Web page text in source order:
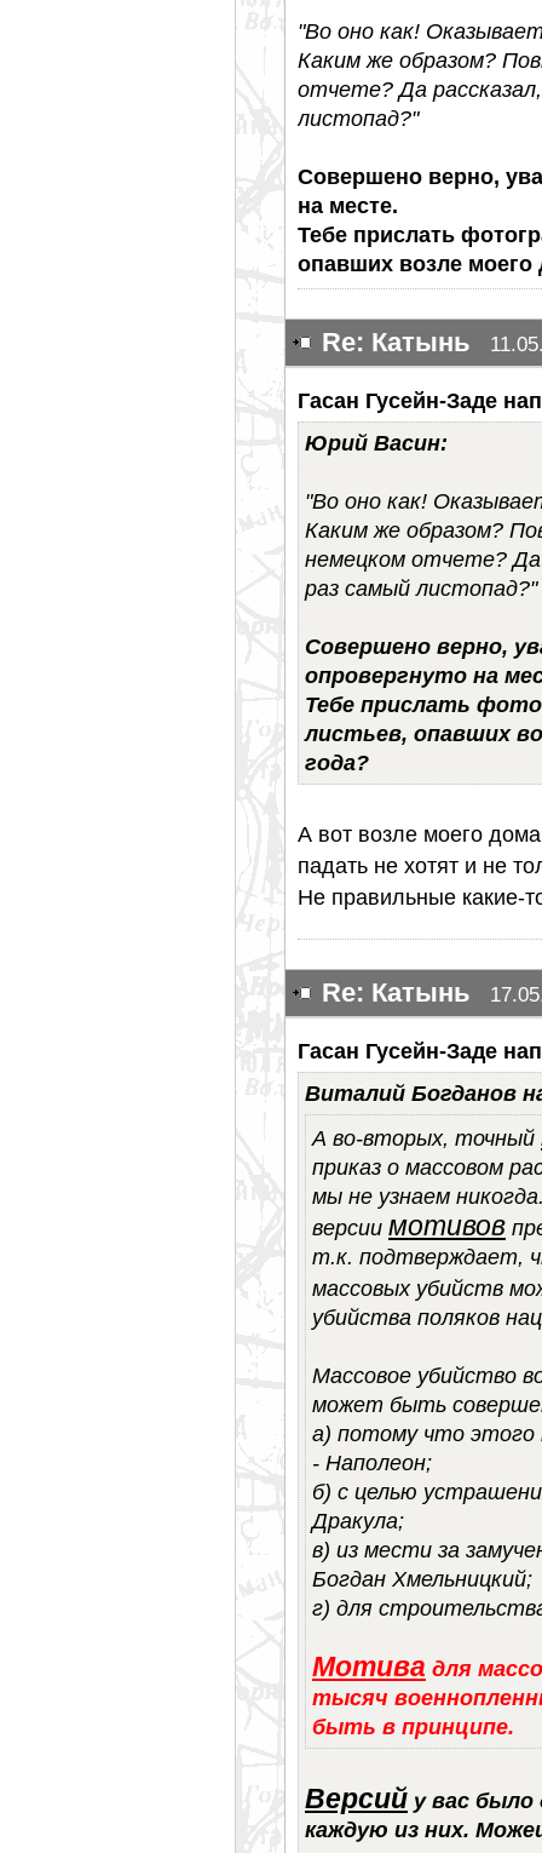
"Во оно как!
Каким же образом?
отчете? Да
листопад?"
Совершено верно,
на месте.
Тебе прислать
опавших возле моего
Re: Катынь
Гасан Гусейн-Заде
Юрий Васин:
"Во оно как!
Каким же образом?
немецком отчете? Да
раз самый листопад?"
Совершено верно,
опровергнуто на
Тебе прислать
листьев, опавших
года?
А вот возле моего
падать не хотят и не
Не правильные какие-
Re: Катынь
Гасан Гусейн-Заде
Виталий Богданов
А во-вторых, точный
приказ о массовом
мы не узнаем
версии мотивов
т.к. подтверждает,
массовых убийств
убийства поляков
Массовое убийство
может быть
а) потому что этого
- Наполеон;
б) с целью
Дракула;
в) из мести за
Богдан Хмельницкий;
г) для
Мотива для
тысяч
быть в принципе.
Версий у вас было
каждую из них.